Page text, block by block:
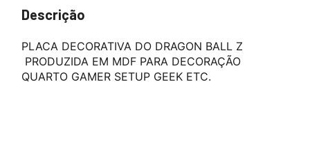
Descrição
PLACA DECORATIVA DO DRAGON BALL Z
PRODUZIDA EM MDF PARA DECORAÇÃO
QUARTO GAMER SETUP GEEK ETC.